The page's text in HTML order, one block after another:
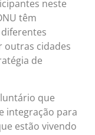
neste
têm
outras cidades
de
que
integração para
estão vivendo